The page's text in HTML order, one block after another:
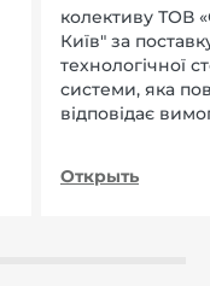
колективу ТОВ
Київ" за
технологічної
системи, яка
відповідає
Открыть